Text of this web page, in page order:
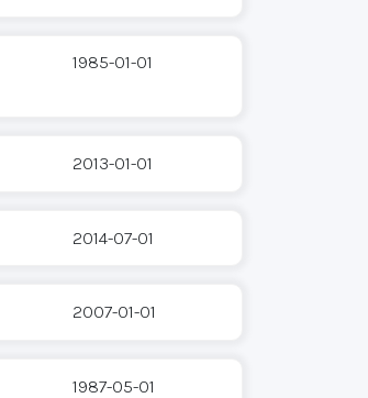
1985-01-01
2013-01-01
2014-07-01
2007-01-01
1987-05-01